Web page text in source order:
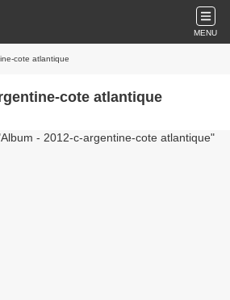
MENU
cote atlantique
cote atlantique